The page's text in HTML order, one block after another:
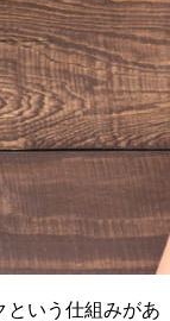
という仕組みがあ